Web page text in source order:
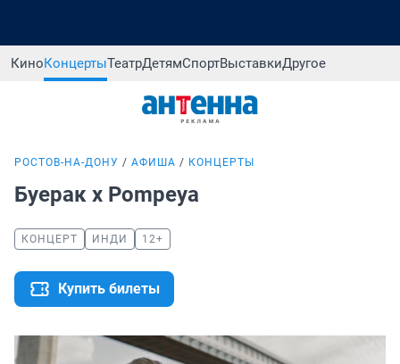
КиноКонцертыТеатрДетямСпортВыставкиДругое
РОСТОВ-НА-ДОНУ АФИША КОНЦЕРТЫ
Буерак х Pompeya
КОНЦЕРТ ИНДИ 12+
Купить билеты